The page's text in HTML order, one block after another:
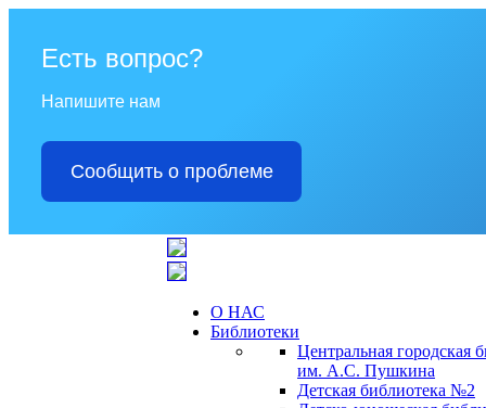
Есть вопрос?
Напишите нам
Сообщить о проблеме
О НАС
Библиотеки
Центральная городская
им. А.С. Пушкина
Детская библиотека №2